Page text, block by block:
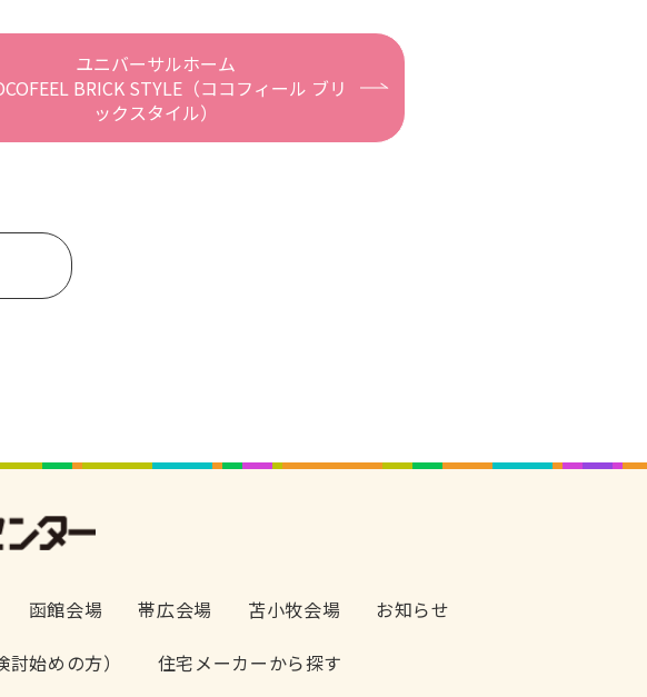
ユニバーサルホーム
BRICK STYLE（ココフィール ブリ
ックスタイル）
函館会場 帯広会場 苫小牧会場
お知らせ
始めの方） 住宅メーカーから探す